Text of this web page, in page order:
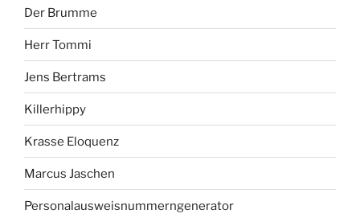
Der Brumme
Herr Tommi
Jens Bertrams
Killerhippy
Krasse Eloquenz
Marcus Jaschen
Personalausweisnummerngenerator